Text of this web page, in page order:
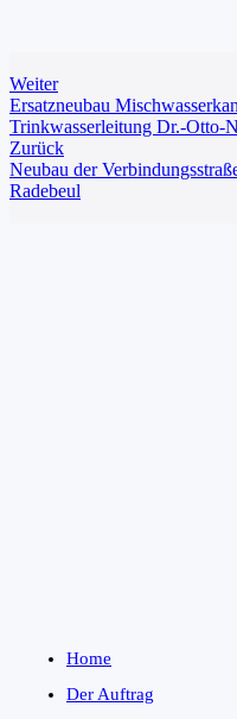
Weiter
Ersatzneubau
Trinkwasserleitung Dr.-Otto-
Zurück
Neubau der
Radebeul
Home
Der Auftrag